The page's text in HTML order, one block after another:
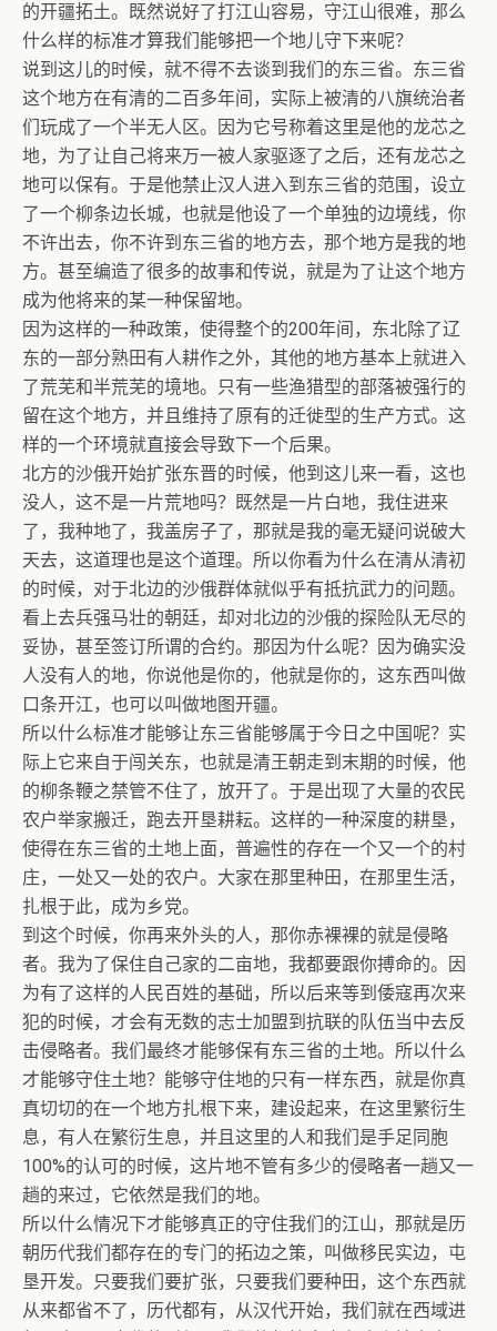
的开疆拓土。既然说好了打江山容易，守江山很难，那么
什么样的标准才算我们能够把一个地儿守下来呢？
说到这儿的时候，就不得不去谈到我们的东三省。东三省
这个地方在有清的二百多年间，实际上被清的八旗统治者
们玩成了一个半无人区。因为它号称着这里是他的龙芯之
地，为了让自己将来万一被人家驱逐了之后，还有龙芯之
地可以保有。于是他禁止汉人进入到东三省的范围，设立
了一个柳条边长城，也就是他设了一个单独的边境线，你
不许出去，你不许到东三省的地方去，那个地方是我的地
方。甚至编造了很多的故事和传说，就是为了让这个地方
成为他将来的某一种保留地。
因为这样的一种政策，使得整个的200年间，东北除了辽
东的一部分熟田有人耕作之外，其他的地方基本上就进入
了荒芜和半荒芜的境地。只有一些渔猎型的部落被强行的
留在这个地方，并且维持了原有的迁徙型的生产方式。这
样的一个环境就直接会导致下一个后果。
北方的沙俄开始扩张东晋的时候，他到这儿来一看，这也
没人，这不是一片荒地吗？既然是一片白地，我住进来
了，我种地了，我盖房子了，那就是我的毫无疑问说破大
天去，这道理也是这个道理。所以你看为什么在清从清初
的时候，对于北边的沙俄群体就似乎有抵抗武力的问题。
看上去兵强马壮的朝廷，却对北边的沙俄的探险队无尽的
妥协，甚至签订所谓的合约。那因为什么呢？因为确实没
人没有人的地，你说他是你的，他就是你的，这东西叫做
口条开江，也可以叫做地图开疆。
所以什么标准才能够让东三省能够属于今日之中国呢？实
际上它来自于闯关东，也就是清王朝走到末期的时候，他
的柳条鞭之禁管不住了，放开了。于是出现了大量的农民
农户举家搬迁，跑去开垦耕耘。这样的一种深度的耕垦，
使得在东三省的土地上面，普遍性的存在一个又一个的村
庄，一处又一处的农户。大家在那里种田，在那里生活，
扎根于此，成为乡党。
到这个时候，你再来外头的人，那你赤裸裸的就是侵略
者。我为了保住自己家的二亩地，我都要跟你搏命的。因
为有了这样的人民百姓的基础，所以后来等到倭寇再次来
犯的时候，才会有无数的志士加盟到抗联的队伍当中去反
击侵略者。我们最终才能够保有东三省的土地。所以什么
才能够守住土地？能够守住地的只有一样东西，就是你真
真切切的在一个地方扎根下来，建设起来，在这里繁衍生
息，有人在繁衍生息，并且这里的人和我们是手足同胞
100%的认可的时候，这片地不管有多少的侵略者一趟又一
趟的来过，它依然是我们的地。
所以什么情况下才能够真正的守住我们的江山，那就是历
朝历代我们都存在的专门的拓边之策，叫做移民实边，屯
垦开发。只要我们要扩张，只要我们要种田，这个东西就
从来都省不了，历代都有，从汉代开始，我们就在西域进